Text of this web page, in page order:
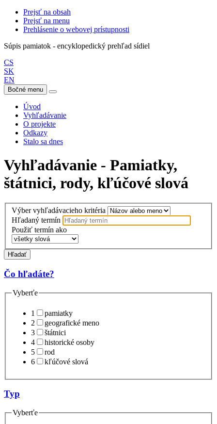
Prejsť na obsah
Prejsť na menu
Prehlásenie o webovej prístupnosti
Súpis pamiatok - encyklopedický prehľad sídiel
CS
SK
EN
Bočné menu
Úvod
Vyhľadávanie
O projekte
Odkazy
Stalo sa dnes
Vyhľadávanie - Pamiatky,
štátnici, rody, kľúčové slová
Výber vyhľadávacieho kritéria
Hľadaný termín
Použiť termín ako
Hľadať
Čo hľadáte?
Vyberťe
1
pamiatky
2
geografické meno
3
štátnici
4
historické osoby
5
rod
6
kľúčové slová
Typ
Vyberťe